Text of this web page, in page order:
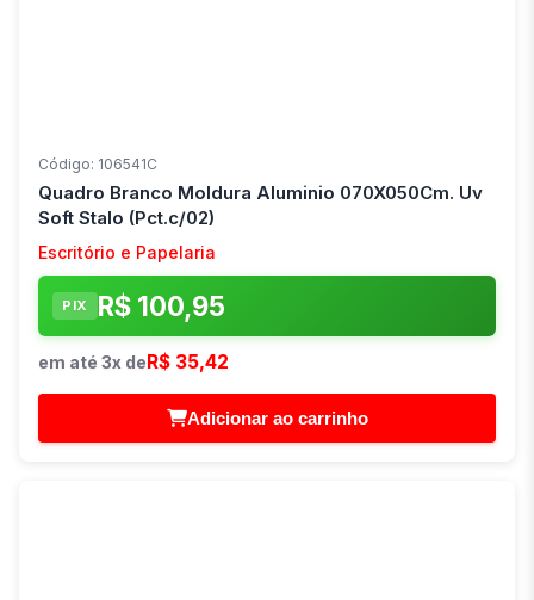
Código: 106541C
Quadro Branco Moldura Aluminio 070X050Cm. Uv
Soft Stalo (Pct.c/02)
Escritório e Papelaria
PIX R$ 100,95
em até 3x de R$ 35,42
Adicionar ao carrinho